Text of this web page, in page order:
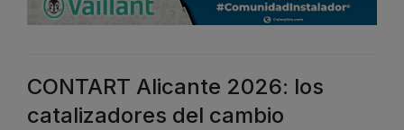
CONTART Alicante 2026: los
catalizadores del cambio